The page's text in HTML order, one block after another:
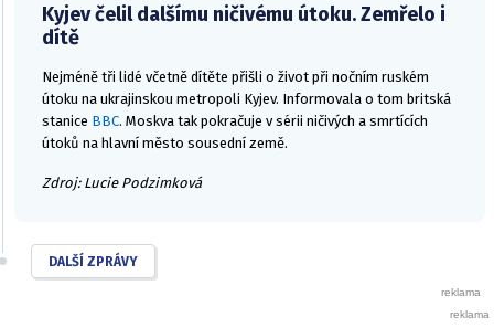
Kyjev čelil dalšímu ničivému útoku. Zemřelo i
dítě
Nejméně tři lidé včetně dítěte přišli o život při nočním ruském
útoku na ukrajinskou metropoli Kyjev. Informovala o tom britská
stanice BBC. Moskva tak pokračuje v sérii ničivých a smrtících
útoků na hlavní město sousední země.
Zdroj: Lucie Podzimková
DALŠÍ ZPRÁVY